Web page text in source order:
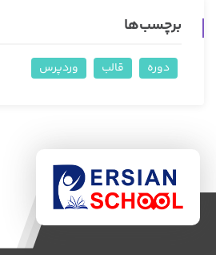
برچسب‌ها
دوره قالب وردپرس